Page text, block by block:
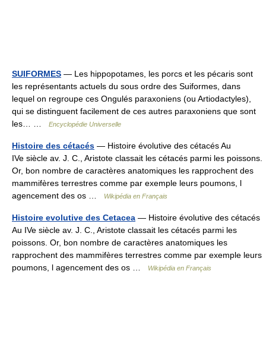
SUIFORMES — Les hippopotames, les porcs et les pécaris sont
les représentants actuels du sous ordre des Suiformes, dans
lequel on regroupe ces Ongulés paraxoniens (ou Artiodactyles),
qui se distinguent facilement de ces autres paraxoniens que sont
les… …
Encyclopédie Universelle
Histoire des cétacés — Histoire évolutive des cétacés Au
IVe siècle av. J. C., Aristote classait les cétacés parmi les poissons.
Or, bon nombre de caractères anatomiques les rapprochent des
mammifères terrestres comme par exemple leurs poumons, l
agencement des os …
Wikipédia en Français
Histoire evolutive des Cetacea — Histoire évolutive des cétacés
Au IVe siècle av. J. C., Aristote classait les cétacés parmi les
poissons. Or, bon nombre de caractères anatomiques les
rapprochent des mammifères terrestres comme par exemple leurs
poumons, l agencement des os …
Wikipédia en Français